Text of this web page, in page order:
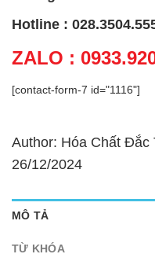
Hotline :
ZALO :
[contact-form-7 id="1116"]
Author: Hóa Chất Đắc
26/12/2024
MÔ TẢ
TỪ KHÓA